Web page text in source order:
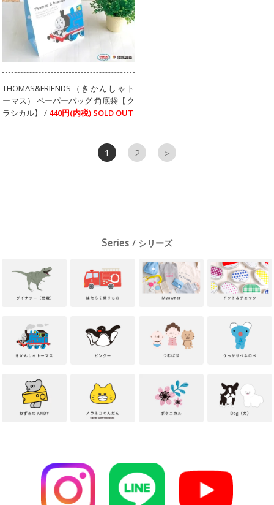
THOMAS&FRIENDS（きかんしゃト
ーマス） ペーパーバッグ 角底袋【ク
ラシカル】 / 440円(内税) SOLD OUT
1 2 ＞
Series / シリーズ